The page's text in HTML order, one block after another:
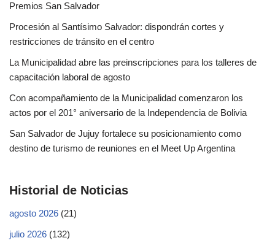
Premios San Salvador
Procesión al Santísimo Salvador: dispondrán cortes y
restricciones de tránsito en el centro
La Municipalidad abre las preinscripciones para los talleres de
capacitación laboral de agosto
Con acompañamiento de la Municipalidad comenzaron los
actos por el 201° aniversario de la Independencia de Bolivia
San Salvador de Jujuy fortalece su posicionamiento como
destino de turismo de reuniones en el Meet Up Argentina
Historial de Noticias
agosto 2026 (21)
julio 2026 (132)